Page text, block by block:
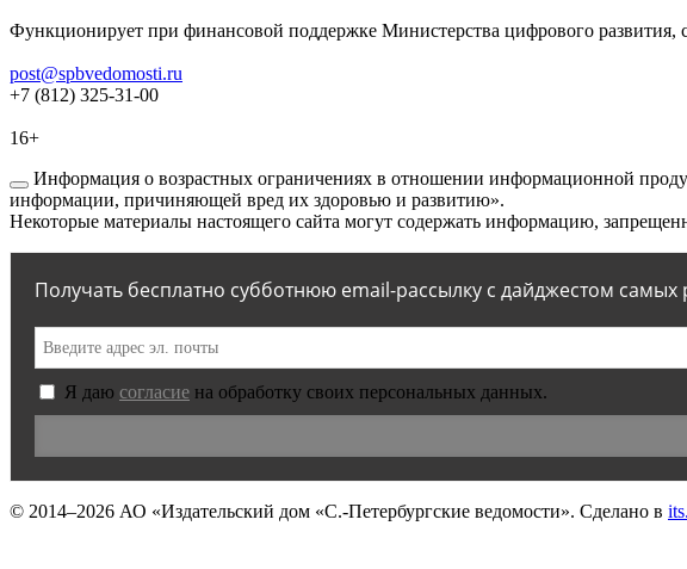
Функционирует при финансовой поддержке Министерства цифрового
post@spbvedomosti.ru
+7 (812) 325-31-00
16+
Информация о возрастных ограничениях в отношении информационной
информации, причиняющей вред их здоровью и развитию».
Некоторые материалы настоящего сайта могут содержать информацию,
Получать бесплатно субботнюю email-рассылку с дайджестом самых
Я даю согласие на обработку своих персональных данных.
© 2014–2026 АО «Издательский дом «С.-Петербургские ведомости». Сделано в